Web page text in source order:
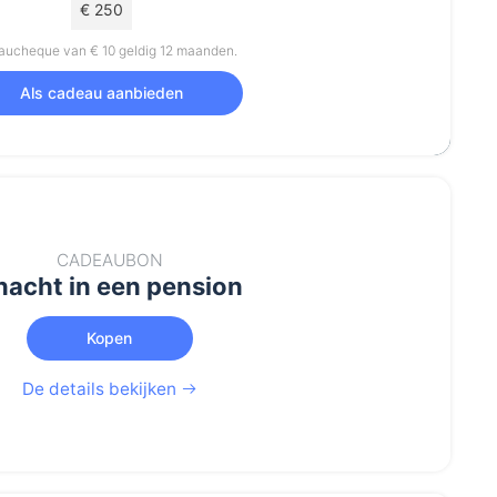
€ 250
van € 10 geldig 12 maanden.
Als cadeau aanbieden
CADEAUBON
in een pension
Kopen
De details bekijken